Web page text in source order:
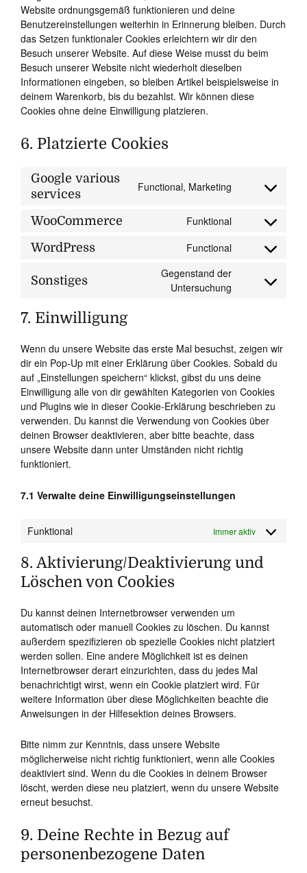
Website ordnungsgemäß funktionieren und deine
Benutzereinstellungen weiterhin in Erinnerung bleiben. Durch
das Setzen funktionaler Cookies erleichtern wir dir den
Besuch unserer Website. Auf diese Weise musst du beim
Besuch unserer Website nicht wiederholt dieselben
Informationen eingeben, so bleiben Artikel beispielsweise in
deinem Warenkorb, bis du bezahlst. Wir können diese
Cookies ohne deine Einwilligung platzieren.
6. Platzierte Cookies
Google various
services
Functional, Marketing
Consent
service
various-
WooCommerce Funktional
Consent
service
WordPress Functional
Consent
service
Sonstiges
Gegenstand der
Untersuchung
Consent
7. Einwilligung
Wenn du unsere Website das erste Mal besuchst, zeigen wir
dir ein Pop-Up mit einer Erklärung über Cookies. Sobald du
auf „Einstellungen speichern“ klickst, gibst du uns deine
Einwilligung alle von dir gewählten Kategorien von Cookies
und Plugins wie in dieser Cookie-Erklärung beschrieben zu
verwenden. Du kannst die Verwendung von Cookies über
deinen Browser deaktivieren, aber bitte beachte, dass
unsere Website dann unter Umständen nicht richtig
funktioniert.
7.1 Verwalte deine Einwilligungseinstellungen
Funktional Immer aktiv
8. Aktivierung/Deaktivierung und
Löschen von Cookies
Du kannst deinen Internetbrowser verwenden um
automatisch oder manuell Cookies zu löschen. Du kannst
außerdem spezifizieren ob spezielle Cookies nicht platziert
werden sollen. Eine andere Möglichkeit ist es deinen
Internetbrowser derart einzurichten, dass du jedes Mal
benachrichtigt wirst, wenn ein Cookie platziert wird. Für
weitere Information über diese Möglichkeiten beachte die
Anweisungen in der Hilfesektion deines Browsers.
Bitte nimm zur Kenntnis, dass unsere Website
möglicherweise nicht richtig funktioniert, wenn alle Cookies
deaktiviert sind. Wenn du die Cookies in deinem Browser
löscht, werden diese neu platziert, wenn du unsere Website
erneut besuchst.
9. Deine Rechte in Bezug auf
personenbezogene Daten